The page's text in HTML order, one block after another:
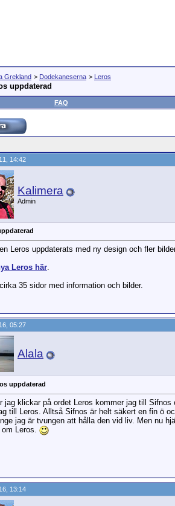
Grekland > Dodekaneserna > Leros
uppdaterad
FAQ
14:42
Kalimera
Admin
Leros uppdaterats med ny design och fler
Leros här.
35 sidor med information och bilder.
05:27
Alala
uppdaterad
jag klickar på ordet Leros kommer jag till
till Leros. Alltså Sifnos är helt säkert en fin ö
jag är tvungen att hålla den vid liv. Men nu
om Leros.
13:14